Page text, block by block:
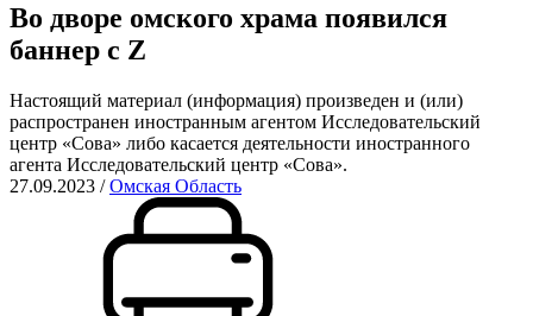
Во дворе омского храма появился
баннер с Z
Настоящий материал (информация) произведен и (или)
распространен иностранным агентом Исследовательский
центр «Сова» либо касается деятельности иностранного
агента Исследовательский центр «Сова».
27.09.2023 /Омская Область